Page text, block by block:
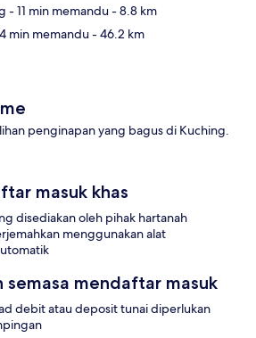
- 11 min memandu- 8.8 km
min memandu- 46.2 km
penginapan yang bagus di Kuching.
masuk khas
disediakan oleh pihak hartanah
menggunakan alat
semasa mendaftar masuk
debit atau deposit tunai diperlukan